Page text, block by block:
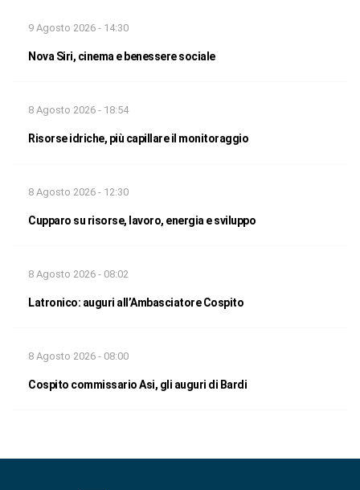
9 Agosto 2026 - 14:30
Nova Siri, cinema e benessere sociale
8 Agosto 2026 - 18:54
Risorse idriche, più capillare il monitoraggio
8 Agosto 2026 - 12:30
Cupparo su risorse, lavoro, energia e sviluppo
8 Agosto 2026 - 08:02
Latronico: auguri all’Ambasciatore Cospito
8 Agosto 2026 - 08:00
Cospito commissario Asi, gli auguri di Bardi